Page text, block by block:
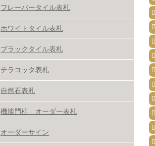
フレーバータイル表札
ホワイトタイル表札
ブラックタイル表札
テラコッタ表札
自然石表札
機能門柱 オーダー表札
オーダーサイン